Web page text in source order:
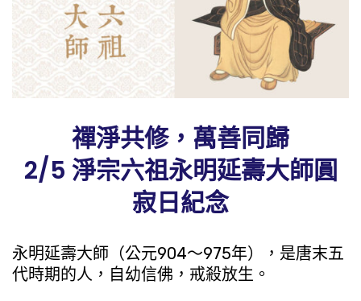
禪淨共修，萬善同歸
2/5 淨宗六祖永明延壽大師圓
寂日紀念
永明延壽大師（公元904～975年），是唐末五
代時期的人，自幼信佛，戒殺放生。